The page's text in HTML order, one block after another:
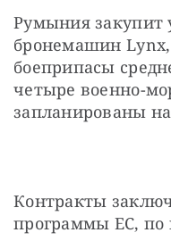
Румыния закупит
бронемашин
боеприпасы
четыре военно-
запланированы
Контракты
программы ЕС, по